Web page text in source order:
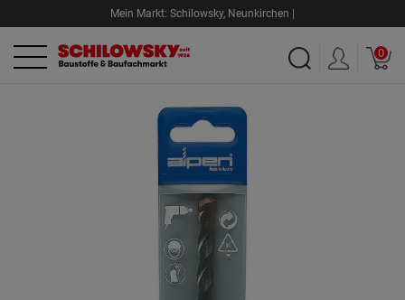
Mein Markt: Schilowsky, Neunkirchen |
0